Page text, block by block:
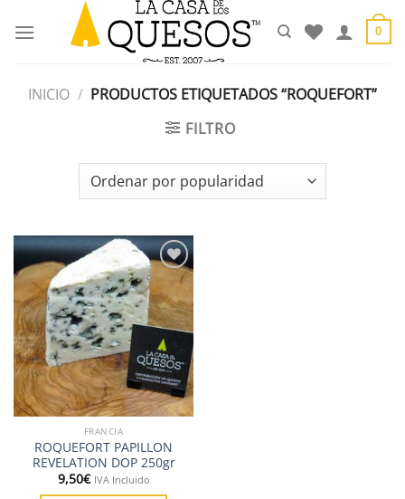
0
INICIO / PRODUCTOS ETIQUETADOS “ROQUEFORT”
FILTRO
Añadir
a la
lista de
deseos
FRANCIA
ROQUEFORT PAPILLON
REVELATION DOP 250gr
9,50€ IVA Incluido